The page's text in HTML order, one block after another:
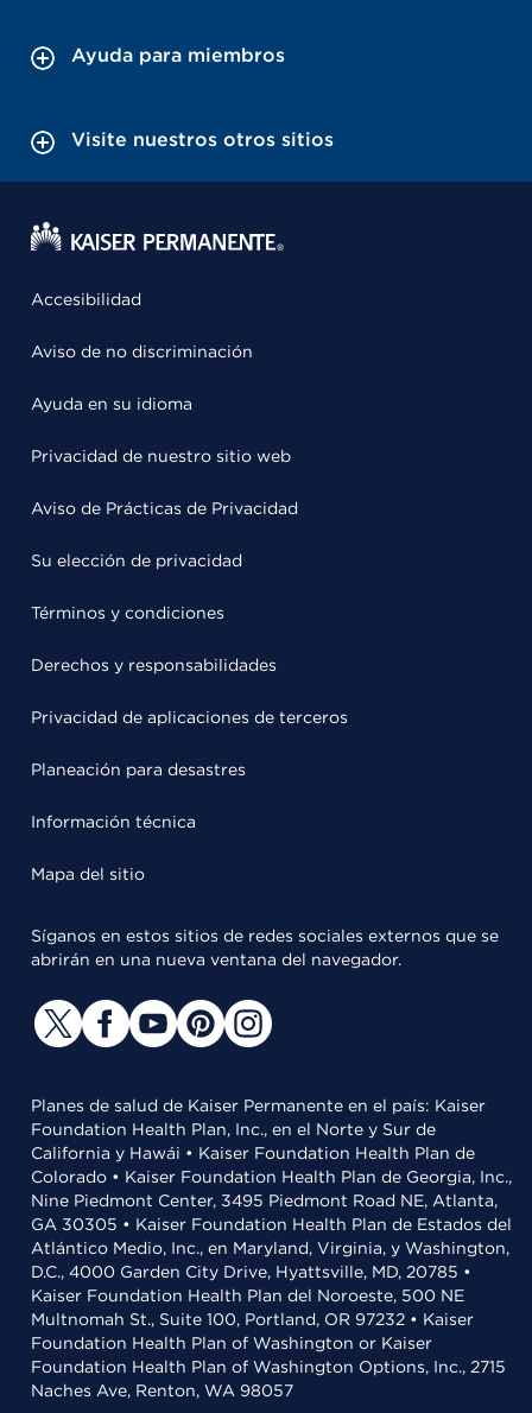
Ayuda para miembros
Visite nuestros otros sitios
Accesibilidad
Aviso de no discriminación
Ayuda en su idioma
Privacidad de nuestro sitio web
Aviso de Prácticas de Privacidad
Su elección de privacidad
Términos y condiciones
Derechos y responsabilidades
Privacidad de aplicaciones de terceros
Planeación para desastres
Información técnica
Mapa del sitio
Síganos en estos sitios de redes sociales externos que se
abrirán en una nueva ventana del navegador.
Planes de salud de Kaiser Permanente en el país: Kaiser
Foundation Health Plan, Inc., en el Norte y Sur de
California y Hawái • Kaiser Foundation Health Plan de
Colorado • Kaiser Foundation Health Plan de Georgia, Inc.,
Nine Piedmont Center, 3495 Piedmont Road NE, Atlanta,
GA 30305 • Kaiser Foundation Health Plan de Estados del
Atlántico Medio, Inc., en Maryland, Virginia, y Washington,
D.C., 4000 Garden City Drive, Hyattsville, MD, 20785 •
Kaiser Foundation Health Plan del Noroeste, 500 NE
Multnomah St., Suite 100, Portland, OR 97232 • Kaiser
Foundation Health Plan of Washington or Kaiser
Foundation Health Plan of Washington Options, Inc., 2715
Naches Ave, Renton, WA 98057